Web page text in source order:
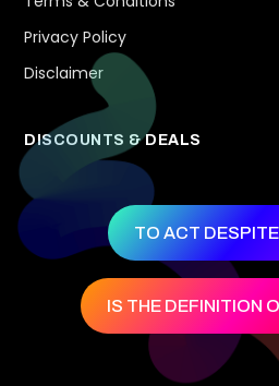
Privacy Policy
Disclaimer
DISCOUNTS & DEALS
TO ACT
IS THE DEFINITION